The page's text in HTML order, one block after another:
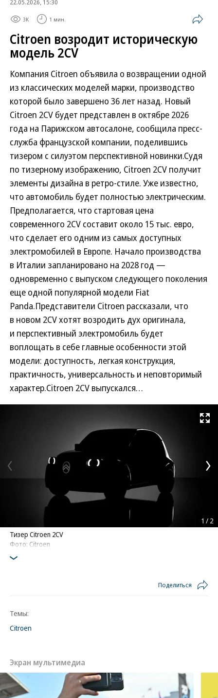
22.05.2026, 15:30
3K 1 мин.
Citroen возродит историческую
модель 2CV
Компания Citroen объявила о возвращении одной
из классических моделей марки, производство
которой было завершено 36 лет назад. Новый
Citroen 2CV будет представлен в октябре 2026
года на Парижском автосалоне, сообщила пресс-
служба французской компании, поделившись
тизером с силуэтом перспективной новинки.Судя
по тизерному изображению, Citroen 2CV получит
элементы дизайна в ретро-стиле. Уже известно,
что автомобиль будет полностью электрическим.
Предполагается, что стартовая цена
современного 2CV составит около 15 тыс. евро,
что сделает его одним из самых доступных
электромобилей в Европе. Начало производства
в Италии запланировано на 2028 год —
одновременно с выпуском следующего поколения
еще одной популярной модели Fiat
Panda.Представители Citroen рассказали, что
в новом 2CV хотят возродить дух оригинала,
и перспективный электромобиль будет
воплощать в себе главные особенности этой
модели: доступность, легкая конструкция,
практичность, универсальность и неповторимый
характер.Citroen 2CV выпускался…
Развернуть
Тизер Citroen 2CV
Фото: Citroen
1 / 2
Поделиться
Темы:
Citroen
Экран мультимедиа